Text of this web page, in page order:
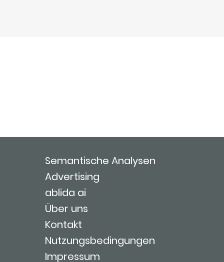
Semantische Analysen
Advertising
ablida ai
Über uns
Kontakt
Nutzungsbedingungen
Impressum